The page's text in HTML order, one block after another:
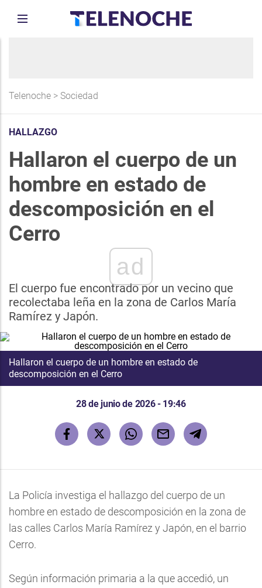
Telenoche > Sociedad
HALLAZGO
Hallaron el cuerpo de un
hombre en estado de
descomposición en el
Cerro
ad
El cuerpo fue encontrado por un vecino que
recolectaba leña en la zona de Carlos María
Ramírez y Japón.
Hallaron el cuerpo de un hombre en estado de
descomposición en el Cerro
28 de junio de 2026 - 19:46
La Policía investiga el hallazgo del cuerpo de un
hombre en estado de descomposición en la zona de
las calles Carlos María Ramírez y Japón, en el barrio
Cerro.
Según información primaria a la que accedió, un